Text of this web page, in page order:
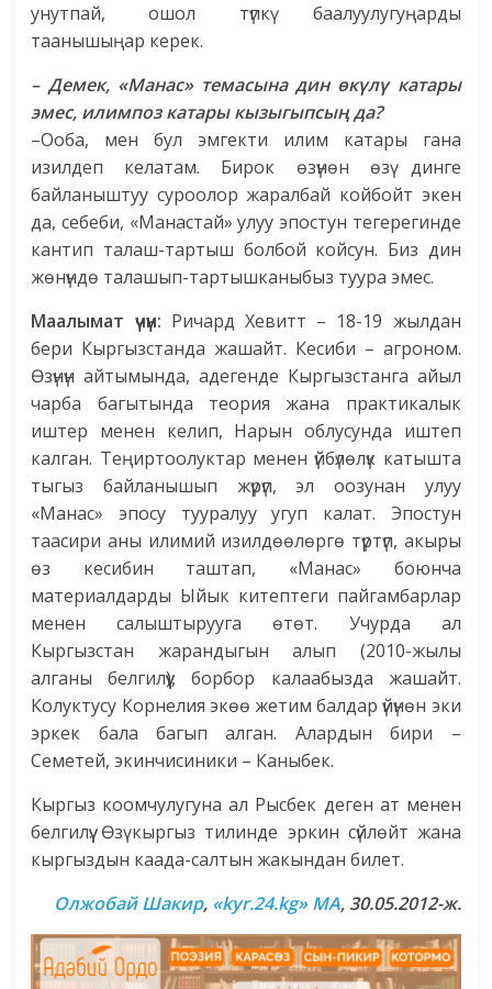
унутпай, ошол түпкү баалуулугуңарды
таанышыңар керек.
– Демек, «Манас» темасына дин өкүлү катары
эмес, илимпоз катары кызыгыпсың да?
–Ооба, мен бул эмгекти илим катары гана
изилдеп келатам. Бирок өзүнөн өзү динге
байланыштуу суроолор жаралбай койбойт экен
да, себеби, «Манастай» улуу эпостун тегерегинде
кантип талаш-тартыш болбой койсун. Биз дин
жөнүндө талашып-тартышканыбыз туура эмес.
Маалымат үчүн: Ричард Хевитт – 18-19 жылдан
бери Кыргызстанда жашайт. Кесиби – агроном.
Өзүнүн айтымында, адегенде Кыргызстанга айыл
чарба багытында теория жана практикалык
иштер менен келип, Нарын облусунда иштеп
калган. Теңиртоолуктар менен үйбүлөлүк катышта
тыгыз байланышып жүрүп, эл оозунан улуу
«Манас» эпосу тууралуу угуп калат. Эпостун
таасири аны илимий изилдөөлөргө түртүп, акыры
өз кесибин таштап, «Манас» боюнча
материалдарды Ыйык китептеги пайгамбарлар
менен салыштырууга өтөт. Учурда ал
Кыргызстан жарандыгын алып (2010-жылы
алганы белгилүү), борбор калаабызда жашайт.
Колуктусу Корнелия экөө жетим балдар үйүнөн эки
эркек бала багып алган. Алардын бири –
Семетей, экинчисиники – Каныбек.
Кыргыз коомчулугуна ал Рысбек деген ат менен
белгилүү. Өзү кыргыз тилинде эркин сүйлөйт жана
кыргыздын каада-салтын жакындан билет.
Олжобай Шакир, «kyr.24.kg» MA, 30.05.2012-ж.